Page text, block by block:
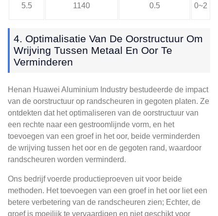
5.5 1140 0.5 0~2
4. Optimalisatie Van De Oorstructuur Om
Wrijving Tussen Metaal En Oor Te
Verminderen
Henan Huawei Aluminium Industry bestudeerde de impact
van de oorstructuur op randscheuren in gegoten platen. Ze
ontdekten dat het optimaliseren van de oorstructuur van
een rechte naar een gestroomlijnde vorm, en het
toevoegen van een groef in het oor, beide verminderden
de wrijving tussen het oor en de gegoten rand, waardoor
randscheuren worden verminderd.
Ons bedrijf voerde productieproeven uit voor beide
methoden. Het toevoegen van een groef in het oor liet een
betere verbetering van de randscheuren zien; Echter, de
groef is moeilijk te vervaardigen en niet geschikt voor